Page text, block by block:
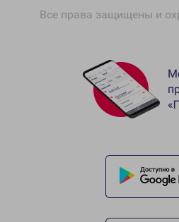
Все права защищены и